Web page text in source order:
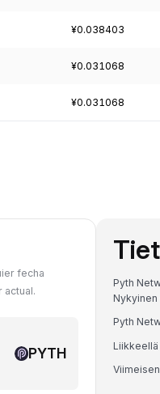
¥0.038403
¥0.031068
¥0.031068
fecha
actual.
PYTH
Pyth
Pyth
Liikkeellä